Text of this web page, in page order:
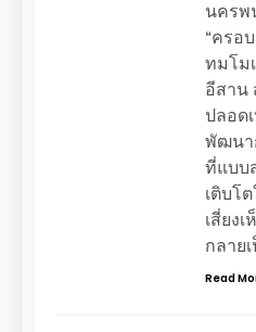
นครพ
“ครอ
ทมโม
อีสาน
ปลอด
พัฒนา
ที่แบบ
เติบโ
เสี่ยง
กลาย
Read